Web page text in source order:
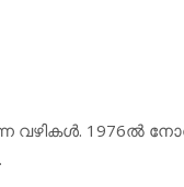
വഴികള്‍. 1976ല്‍